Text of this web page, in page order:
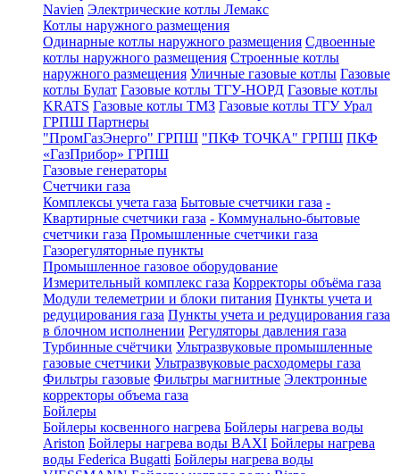
Navien Электрические котлы Лемакс
Котлы наружного размещения
Одинарные котлы наружного размещения Сдвоенные
котлы наружного размещения Строенные котлы
наружного размещения Уличные газовые котлы Газовые
котлы Булат Газовые котлы ТГУ-НОРД Газовые котлы
KRATS Газовые котлы ТМЗ Газовые котлы ТГУ Урал
ГРПШ Партнеры
"ПромГазЭнерго" ГРПШ "ПКФ ТОЧКА" ГРПШ ПКФ
«ГазПрибор» ГРПШ
Газовые генераторы
Счетчики газа
Комплексы учета газа Бытовые счетчики газа -
Квартирные счетчики газа - Коммунально-бытовые
счетчики газа Промышленные счетчики газа
Газорегуляторные пункты
Промышленное газовое оборудование
Измерительный комплекс газа Корректоры объёма газа
Модули телеметрии и блоки питания Пункты учета и
редуцирования газа Пункты учета и редуцирования газа
в блочном исполнении Регуляторы давления газа
Турбинные счётчики Ультразвуковые промышленные
газовые счетчики Ультразвуковые расходомеры газа
Фильтры газовые Фильтры магнитные Электронные
корректоры объема газа
Бойлеры
Бойлеры косвенного нагрева Бойлеры нагрева воды
Ariston Бойлеры нагрева воды BAXI Бойлеры нагрева
воды Federica Bugatti Бойлеры нагрева воды